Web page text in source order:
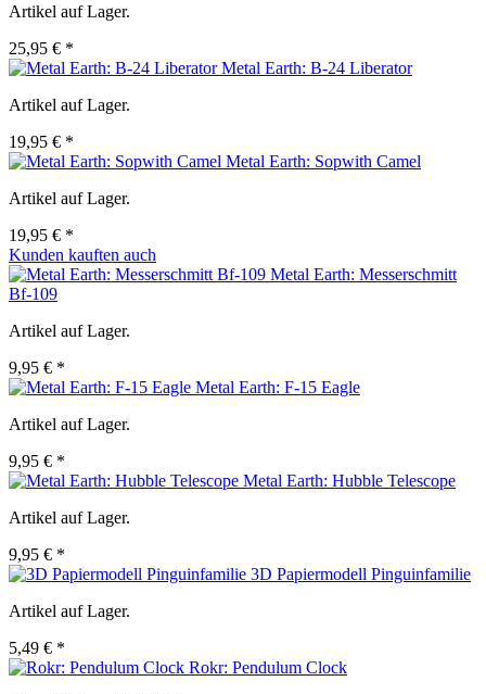
Artikel auf Lager.
25,95 € *
Metal Earth: B-24 Liberator
Artikel auf Lager.
19,95 € *
Metal Earth: Sopwith Camel
Artikel auf Lager.
19,95 € *
Kunden kauften auch
Metal Earth: Messerschmitt
Bf-109
Artikel auf Lager.
9,95 € *
Metal Earth: F-15 Eagle
Artikel auf Lager.
9,95 € *
Metal Earth: Hubble Telescope
Artikel auf Lager.
9,95 € *
3D Papiermodell Pinguinfamilie
Artikel auf Lager.
5,49 € *
Rokr: Pendulum Clock